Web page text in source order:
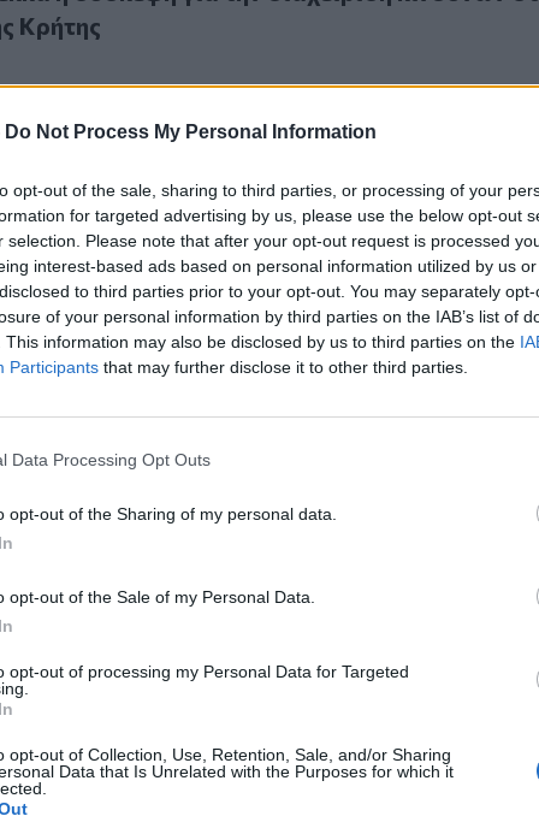
Do Not Process My Personal Information
opt-out of the sale, sharing to third parties, or processing of your
for targeted advertising by us, please use the below opt-out
selection. Please note that after your opt-out request is processed
interest-based ads based on personal information utilized by us
to third parties prior to your opt-out. You may separately
of your personal information by third parties on the IAB’s list of
This information may also be disclosed by us to third parties on the
Participants that may further disclose it to other third parties.
Data Processing Opt Outs
opt-out of the Sharing of my personal data.
opt-out of the Sale of my Personal Data.
opt-out of processing my Personal Data for Targeted
opt-out of Collection, Use, Retention, Sale, and/or Sharing
Data that Is Unrelated with the Purposes for which it
Κρήτης
και διαχείριση των φαραγγιών της Νότιας Κρήτης
και διαχείριση των φαραγγιών της
στο επίκεντρο σύσκεψης υπό τον Ευ. Λέκκα
Εν αναμονή του πορίσματος που θα κρίνει το άνοιγμά
Σαμαριάς: Εν αναμονή του πορίσματος που θα
του
ο Λέκκας για τη σεισμική δραστηριότητα στη Σκιάθο
ο Λέκκας για τη σεισμική δραστηριότητα